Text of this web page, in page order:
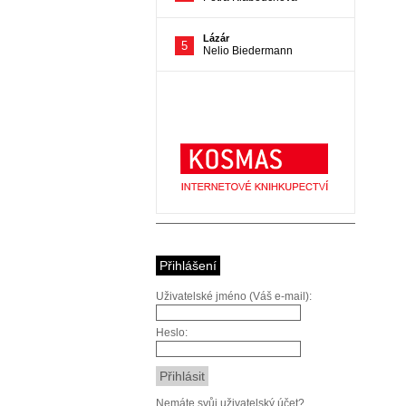
Přihlášení
Uživatelské jméno (Váš e-mail):
Heslo:
Nemáte svůj uživatelský účet?